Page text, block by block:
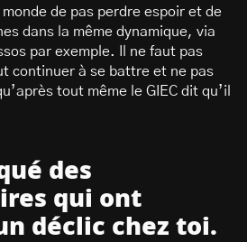
de pas perdre espoir et de
dans la même dynamique, via
par exemple. Il ne faut pas
continuer à se battre et ne pas
tout même le GIEC dit qu’il
des
qui ont
déclic chez toi.